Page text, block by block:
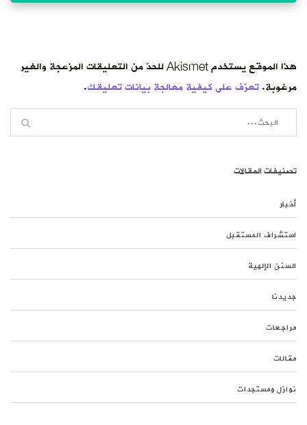
هذا الموقع يستخدم Akismet للحدّ من التعليقات المزعجة والغير
مرغوبة.تعرّف على كيفية معالجة بيانات تعليقك.
تصنيفات المقالات
أخبار
استشراف المستقبل
السنن الإلهية
جديدنا
مراجعات
مقالات
نوازل ومستجدات